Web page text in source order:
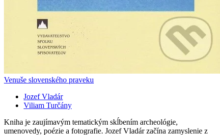
Venuše slovenského praveku
Jozef Vladár
Viliam Turčány
Kniha je zaujímavým tematickým skĺbením archeológie,
umenovedy, poézie a fotografie. Jozef Vladár začína zamyslenie z